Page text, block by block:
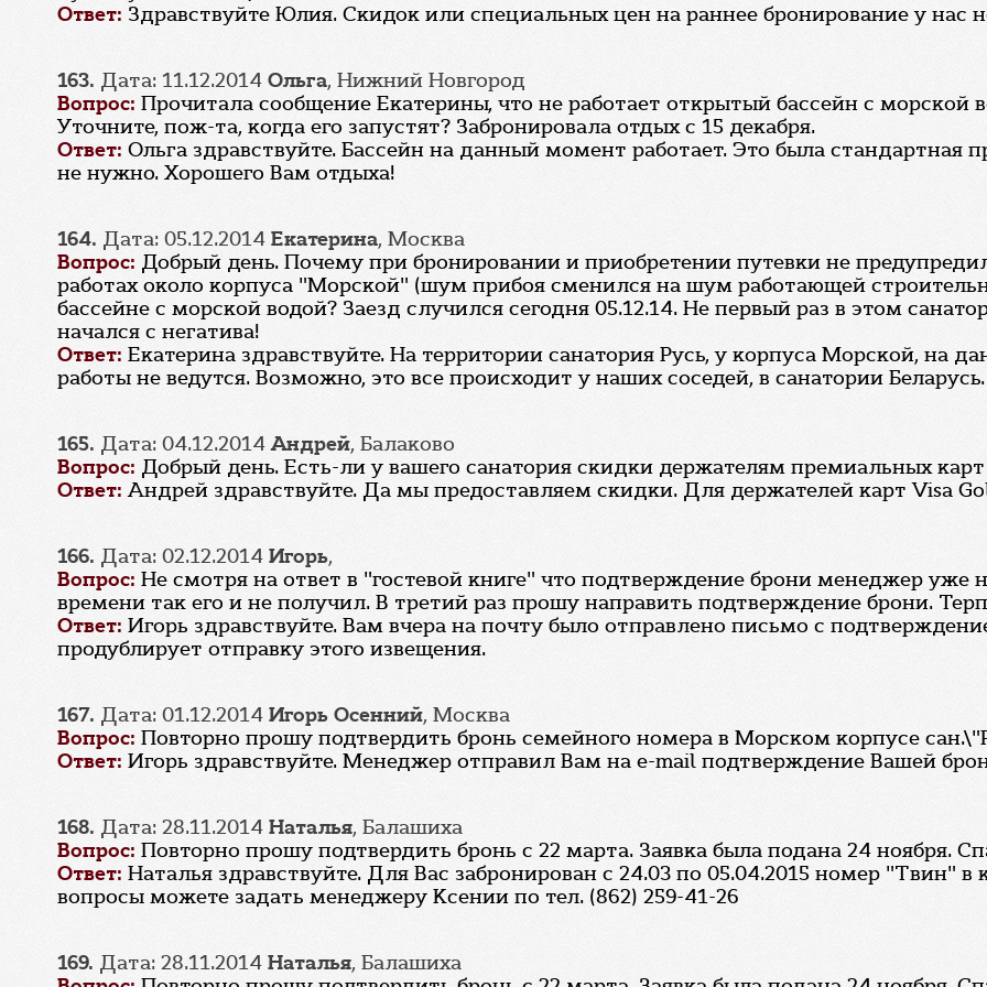
Ответ: Здравствуйте Юлия. Скидок или специальных цен на раннее бронирование у нас
163. Дата: 11.12.2014 Ольга, Нижний Новгород
Вопрос: Прочитала сообщение Екатерины, что не работает открытый бассейн с морской
Уточните, пож-та, когда его запустят? Забронировала отдых с 15 декабря.
Ответ: Ольга здравствуйте. Бассейн на данный момент работает. Это была стандартная
не нужно. Хорошего Вам отдыха!
164. Дата: 05.12.2014 Екатерина, Москва
Вопрос: Добрый день. Почему при бронировании и приобретении путевки не
работах около корпуса "Морской" (шум прибоя сменился на шум работающей
бассейне с морской водой? Заезд случился сегодня 05.12.14. Не первый раз в этом
начался с негатива!
Ответ: Екатерина здравствуйте. На территории санатория Русь, у корпуса Морской, на
работы не ведутся. Возможно, это все происходит у наших соседей, в санатории Беларусь.
165. Дата: 04.12.2014Андрей, Балаково
Вопрос: Добрый день. Есть-ли у вашего санатория скидки держателям премиальных
Ответ: Андрей здравствуйте. Да мы предоставляем скидки. Для держателей карт Visa
166. Дата: 02.12.2014 Игорь,
Вопрос: Не смотря на ответ в "гостевой книге" что подтверждение брони менеджер уже
времени так его и не получил. В третий раз прошу направить подтверждение брони.
Ответ: Игорь здравствуйте. Вам вчера на почту было отправлено письмо с
продублирует отправку этого извещения.
167. Дата: 01.12.2014 Игорь Осенний, Москва
Вопрос: Повторно прошу подтвердить бронь семейного номера в Морском корпусе
Ответ: Игорь здравствуйте. Менеджер отправил Вам на e-mail подтверждение Вашей
168. Дата: 28.11.2014 Наталья, Балашиха
Вопрос: Повторно прошу подтвердить бронь с 22 марта. Заявка была подана 24 ноября.
Ответ: Наталья здравствуйте. Для Вас забронирован с 24.03 по 05.04.2015 номер "Твин"
вопросы можете задать менеджеру Ксении по тел. (862) 259-41-26
169. Дата: 28.11.2014 Наталья, Балашиха